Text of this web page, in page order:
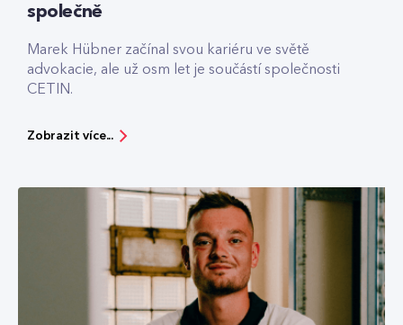
společně
Marek Hübner začínal svou kariéru ve světě
advokacie, ale už osm let je součástí společnosti
CETIN.
Zobrazit více...